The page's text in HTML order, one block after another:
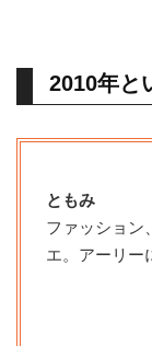
2010年と
ともみ
ファッション
エ。アーリー